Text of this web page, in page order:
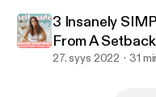
3 Insanely
From A
27. syys 2022 31